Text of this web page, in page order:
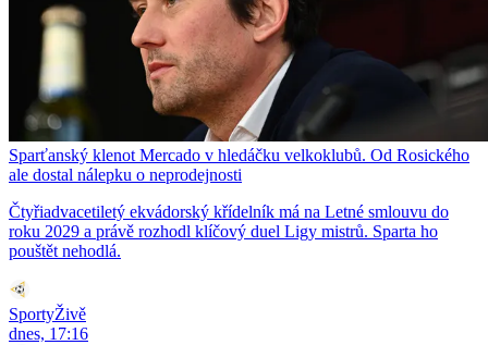
Sparťanský klenot Mercado v hledáčku velkoklubů. Od Rosického
ale dostal nálepku o neprodejnosti
Čtyřiadvacetiletý ekvádorský křídelník má na Letné smlouvu do
roku 2029 a právě rozhodl klíčový duel Ligy mistrů. Sparta ho
pouštět nehodlá.
SportyŽivě
dnes, 17:16